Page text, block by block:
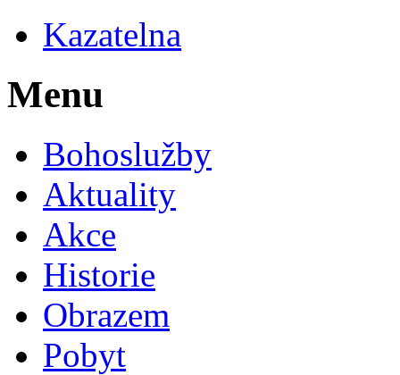
Kazatelna
Menu
Bohoslužby
Aktuality
Akce
Historie
Obrazem
Pobyt